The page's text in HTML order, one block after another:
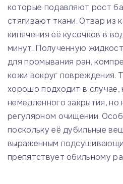
которые подавляют рост
стягивают ткани. Отвар из
кипячения её кусочков в
минут. Полученную
для промывания ран,
кожи вокруг повреждения.
хорошо подходит в случае,
немедленного закрытия, но
регулярном очищении.
поскольку её дубильные
выраженным
препятствует обильному